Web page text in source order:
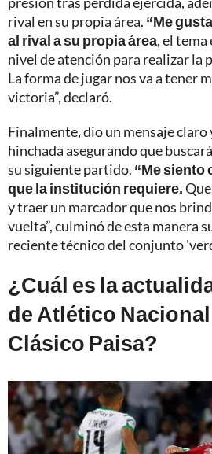
rival en su propia área. “Me
al rival a su propia área, el tema
nivel de atención para realizar la
La forma de jugar nos va a tener
victoria”, declaró.
Finalmente, dio un mensaje claro
hinchada asegurando que
su siguiente partido. “Me siento
que la institución requiere.
y traer un marcador que nos
vuelta”, culminó de esta manera
reciente técnico del conjunto
¿Cuál es la
de Atlético
Clásico Paisa?